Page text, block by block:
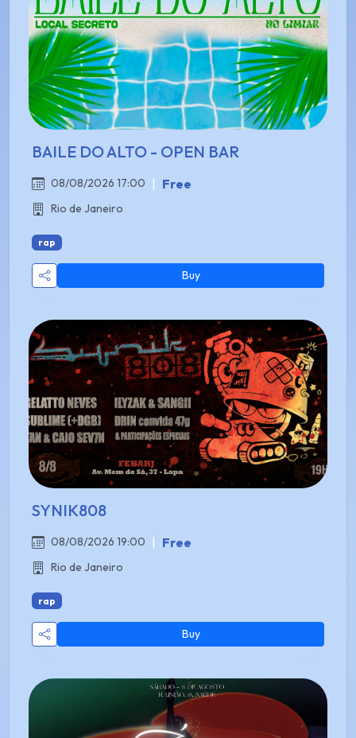
BAILE DO ALTO - OPEN BAR
08/08/2026 17:00 | Free
Rio de Janeiro
rap
Buy
SYNIK808
08/08/2026 19:00 | Free
Rio de Janeiro
rap
Buy